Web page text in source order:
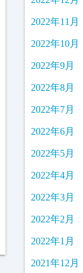
2022年11月
2022年10月
2022年9月
2022年8月
2022年7月
2022年6月
2022年5月
2022年4月
2022年3月
2022年2月
2022年1月
2021年12月